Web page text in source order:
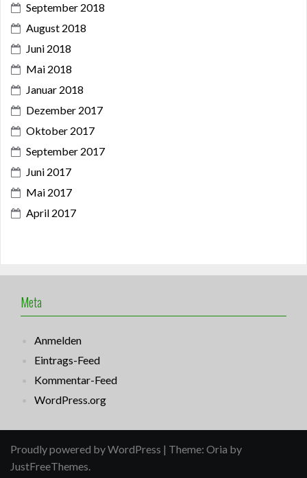
September 2018
August 2018
Juni 2018
Mai 2018
Januar 2018
Dezember 2017
Oktober 2017
September 2017
Juni 2017
Mai 2017
April 2017
Meta
Anmelden
Eintrags-Feed
Kommentar-Feed
WordPress.org
Proudly powered by WordPress | Theme: Oria by
JustFreeThemes.